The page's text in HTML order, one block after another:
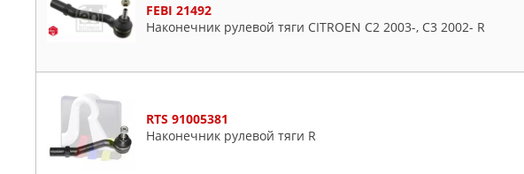
FEBI 21492
Наконечник рулевой тяги CITROEN C2 2003-, С3 2002- R
RTS 91005381
Наконечник рулевой тяги R